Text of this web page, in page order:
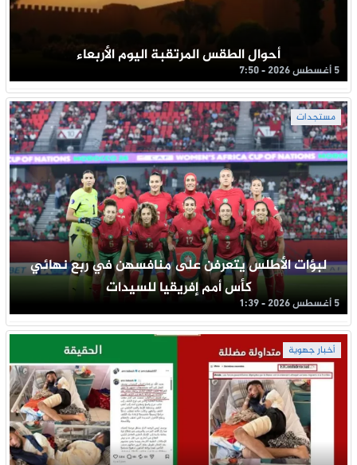
أحوال الطقس المرتقبة اليوم الأربعاء
5 أغسطس 2026 - 7:50
مستجدات
لبؤات الأطلس يتعرفن على منافسهن في ربع نهائي
كأس أمم إفريقيا للسيدات
5 أغسطس 2026 - 1:39
أخبار جهوية